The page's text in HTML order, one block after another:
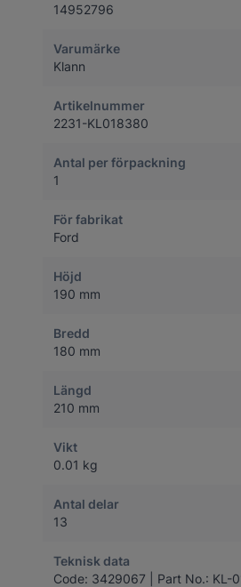
14952796
Varumärke
Klann
Artikelnummer
2231-KL018380
Antal per förpackning
1
För fabrikat
Ford
Höjd
190 mm
Bredd
180 mm
Längd
210 mm
Vikt
0.01 kg
Antal delar
13
Teknisk data
Code: 3429067 | Part No.: KL-